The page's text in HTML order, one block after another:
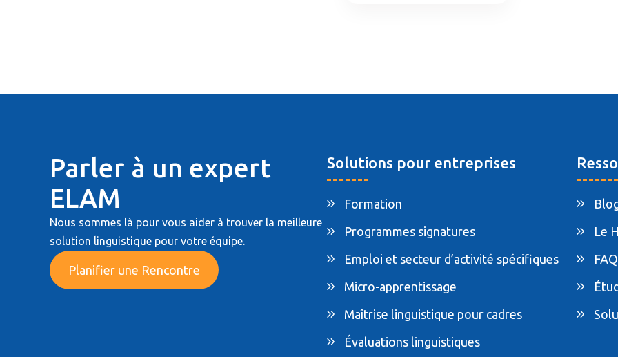
Parler à un expert
ELAM
Nous sommes là pour vous aider à trouver la meilleure
solution linguistique pour votre équipe.
Planifier une Rencontre
Solutions pour entreprises
Formation
Programmes signatures
Emploi et secteur d’activité spécifiques
Micro-apprentissage
Maîtrise linguistique pour cadres
Évaluations linguistiques
Le
FAQ